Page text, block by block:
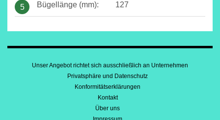
5 Bügellänge (mm): 127
Unser Angebot richtet sich ausschließlich an Unternehmen
Privatsphäre und Datenschutz
Konformitätserklärungen
Kontakt
Über uns